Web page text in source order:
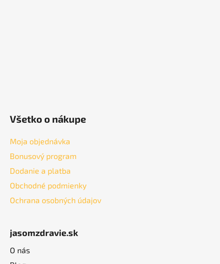
Všetko o nákupe
Moja objednávka
Bonusový program
Dodanie a platba
Obchodné podmienky
Ochrana osobných údajov
jasomzdravie.sk
O nás